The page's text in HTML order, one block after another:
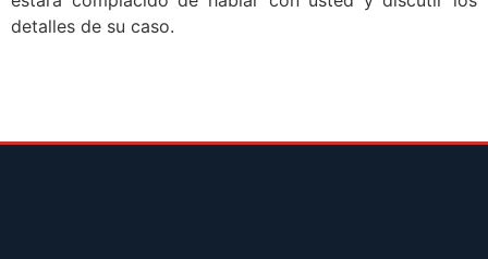
detalles de su caso.